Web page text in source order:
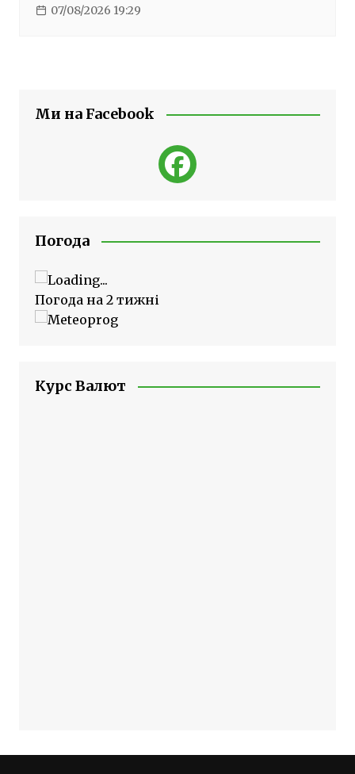
07/08/2026 19:29
Ми на Facebook
Погода
Погода на 2 тижні
Курс Валют